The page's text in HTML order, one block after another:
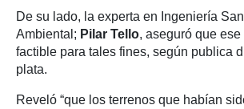
De su lado, la experta en Ingeniería
Ambiental; Pilar Tello, aseguró que
factible para tales fines, según publica
plata.
Reveló “que los terrenos que habían